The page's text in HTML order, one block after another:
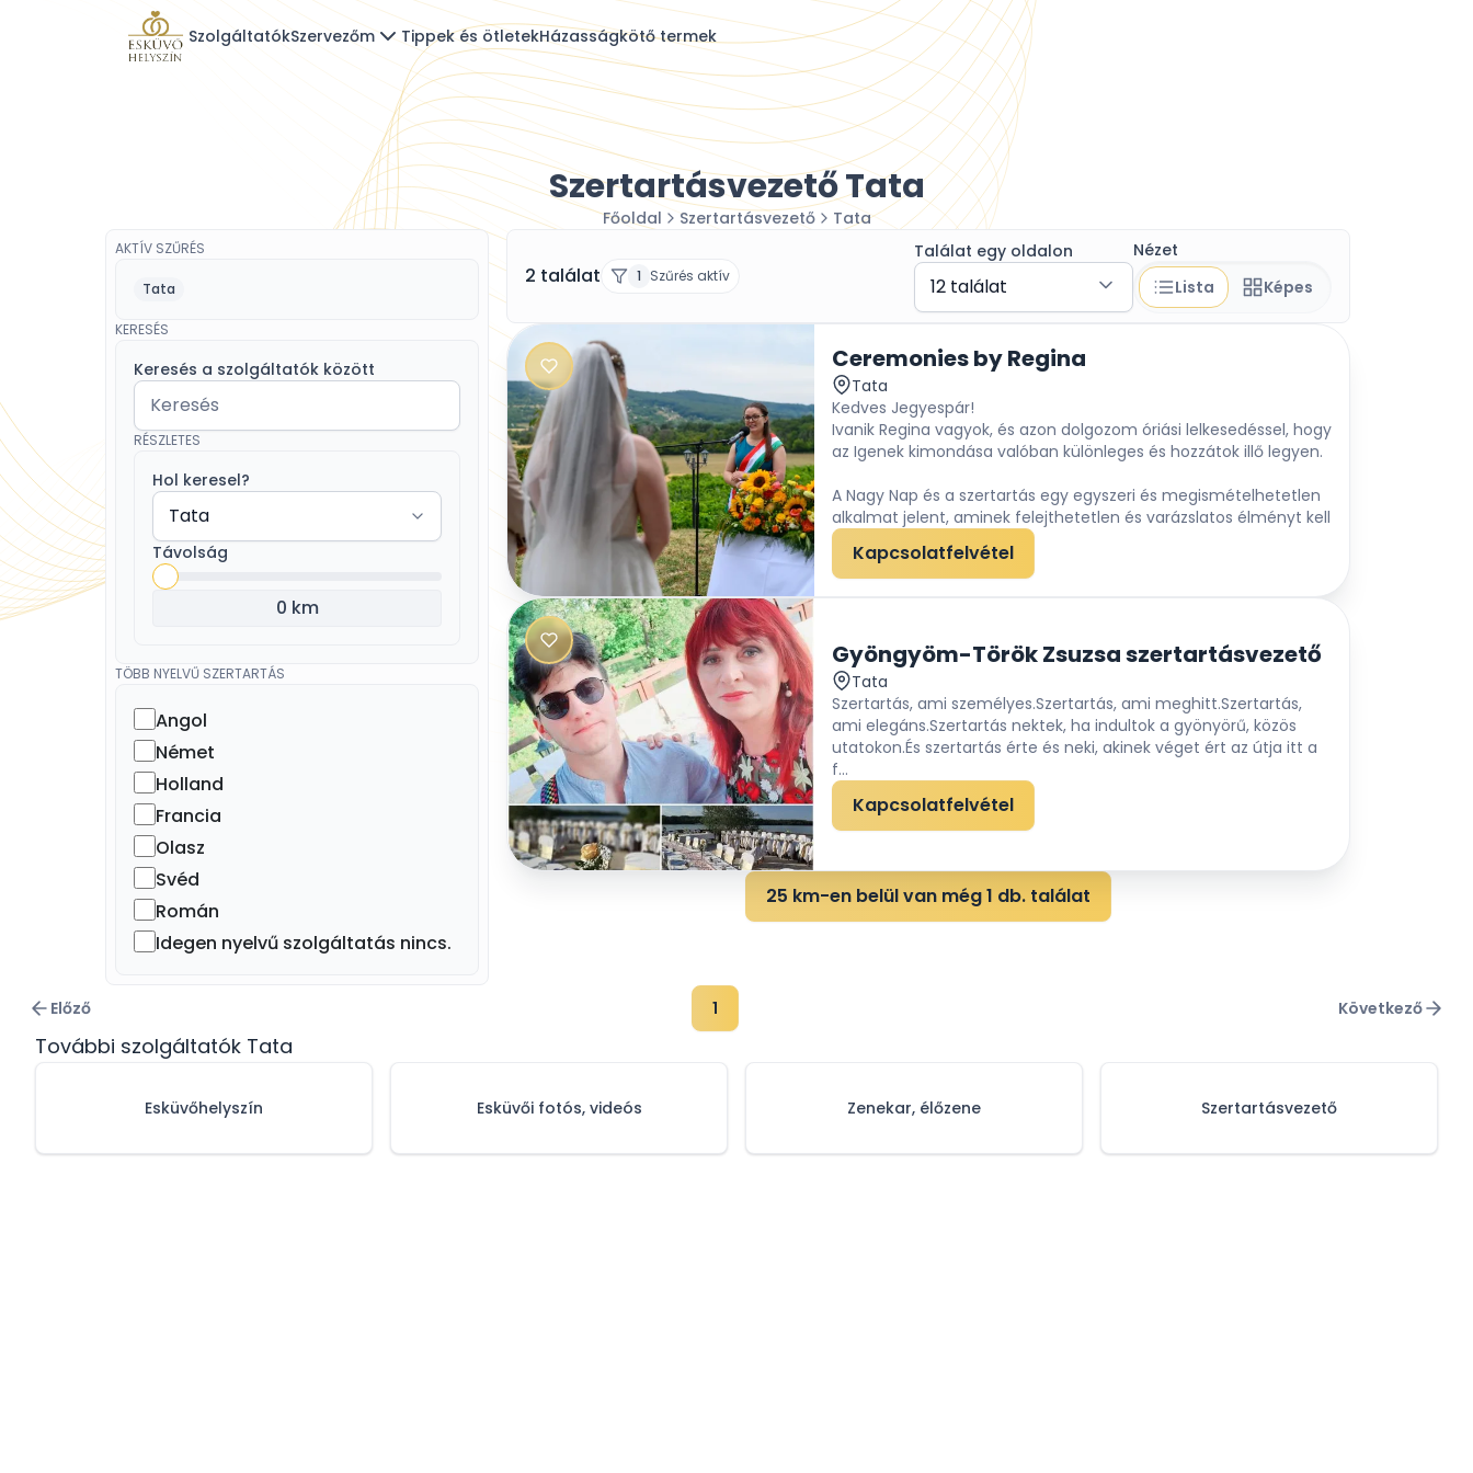
SzolgáltatókSzervezőm Tippek és ötletekHázasságkötő termek
Szertartásvezető Tata
Főoldal Szertartásvezető Tata
AKTÍV SZŰRÉS
Tata
KERESÉS
Keresés a szolgáltatók között
RÉSZLETES
Hol keresel?
Távolság
0 km
TÖBB NYELVŰ SZERTARTÁS
Angol
Német
Holland
Francia
Olasz
Svéd
Román
Idegen nyelvű szolgáltatás nincs.
2 találat 1 Szűrés aktív
Találat egy oldalon
12 találat
Nézet
Lista
Képes
Ceremonies by Regina
Tata
Kedves Jegyespár!
Ivanik Regina vagyok, és azon dolgozom óriási lelkesedéssel, hogy
az Igenek kimondása valóban különleges és hozzátok illő legyen.
A Nagy Nap és a szertartás egy egyszeri és megismételhetetlen
alkalmat jelent, aminek felejthetetlen és varázslatos élményt kell
nyújtania. Az esemény egyedülállóságából fakadóan az
elképzeléseitek megvalósítására fókuszálok maximálisan.
különböző mérföldköveit. Sokkal inkább arra figyelek, hogy
valóban élettel teli, a stílusukat, kapcsolatukat és
személyiségüket lefestő előadásként hangozzon el. A
folyamatos önképzés és fejlődés érdekében időről időre
beszédtanár segítségét is igénybe veszem.
Minden egyes szertartásra és szerelmi történetre hatalmas
ajándékként és értékként tekintek, melyet megtisztelő keretbe
foglalni. Kíváncsian várom, hogy megismerhessem a Ti
történeteteket!
Kapcsolatfelvétel
Gyöngyöm-Török Zsuzsa szertartásvezető
Tata
Szertartás, ami személyes.Szertartás, ami meghitt.Szertartás,
ami elegáns.Szertartás nektek, ha indultok a gyönyörű, közös
utatokon.És szertartás érte és neki, akinek véget ért az útja itt a
f...
Kapcsolatfelvétel
25 km-en belül van még 1 db. találat
Előző 1 Következő
További szolgáltatók Tata
Esküvőhelyszín Esküvői fotós, videós Zenekar, élőzene Szertartásvezető